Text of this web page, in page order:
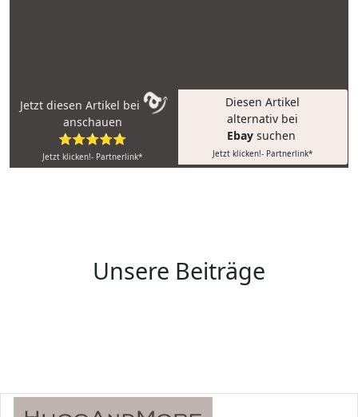
Jetzt diesen Artikel bei
anschauen
⭐⭐⭐⭐⭐
Jetzt klicken!- Partnerlink*
Diesen Artikel
alternativ bei
Ebay suchen
Jetzt klicken!- Partnerlink*
Unsere Beiträge